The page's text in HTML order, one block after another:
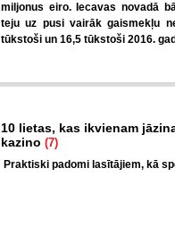
miljonus eiro. Iecavas novadā
teju uz pusi vairāk gaismekļu
tūkstoši un 16,5 tūkstoši 2016.
10 lietas, kas ikvienam
kazino (7)
Praktiski padomi lasītājiem, kā